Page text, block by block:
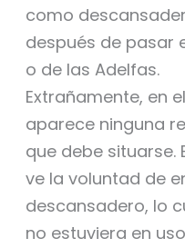
como
después de pasar
o de las Adelfas.
Extrañamente, en
aparece ninguna
que debe situarse.
ve la voluntad de
descansadero, lo
no estuviera en